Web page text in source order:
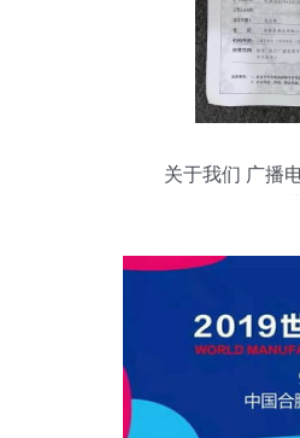
关于我们 广播